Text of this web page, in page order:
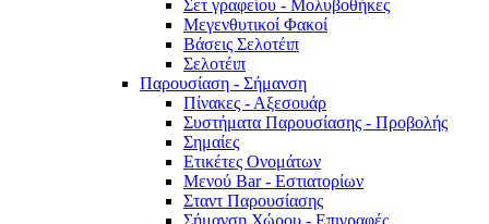
Σετ γραφείου - Μολυβοθήκες
Μεγενθυτικοί Φακοί
Βάσεις Σελοτέιπ
Σελοτέιπ
Παρουσίαση - Σήμανση
Πίνακες - Αξεσουάρ
Συστήματα Παρουσίασης - Προβολής
Σημαίες
Ετικέτες Ονομάτων
Μενού Bar - Εστιατορίων
Σταντ Παρουσίασης